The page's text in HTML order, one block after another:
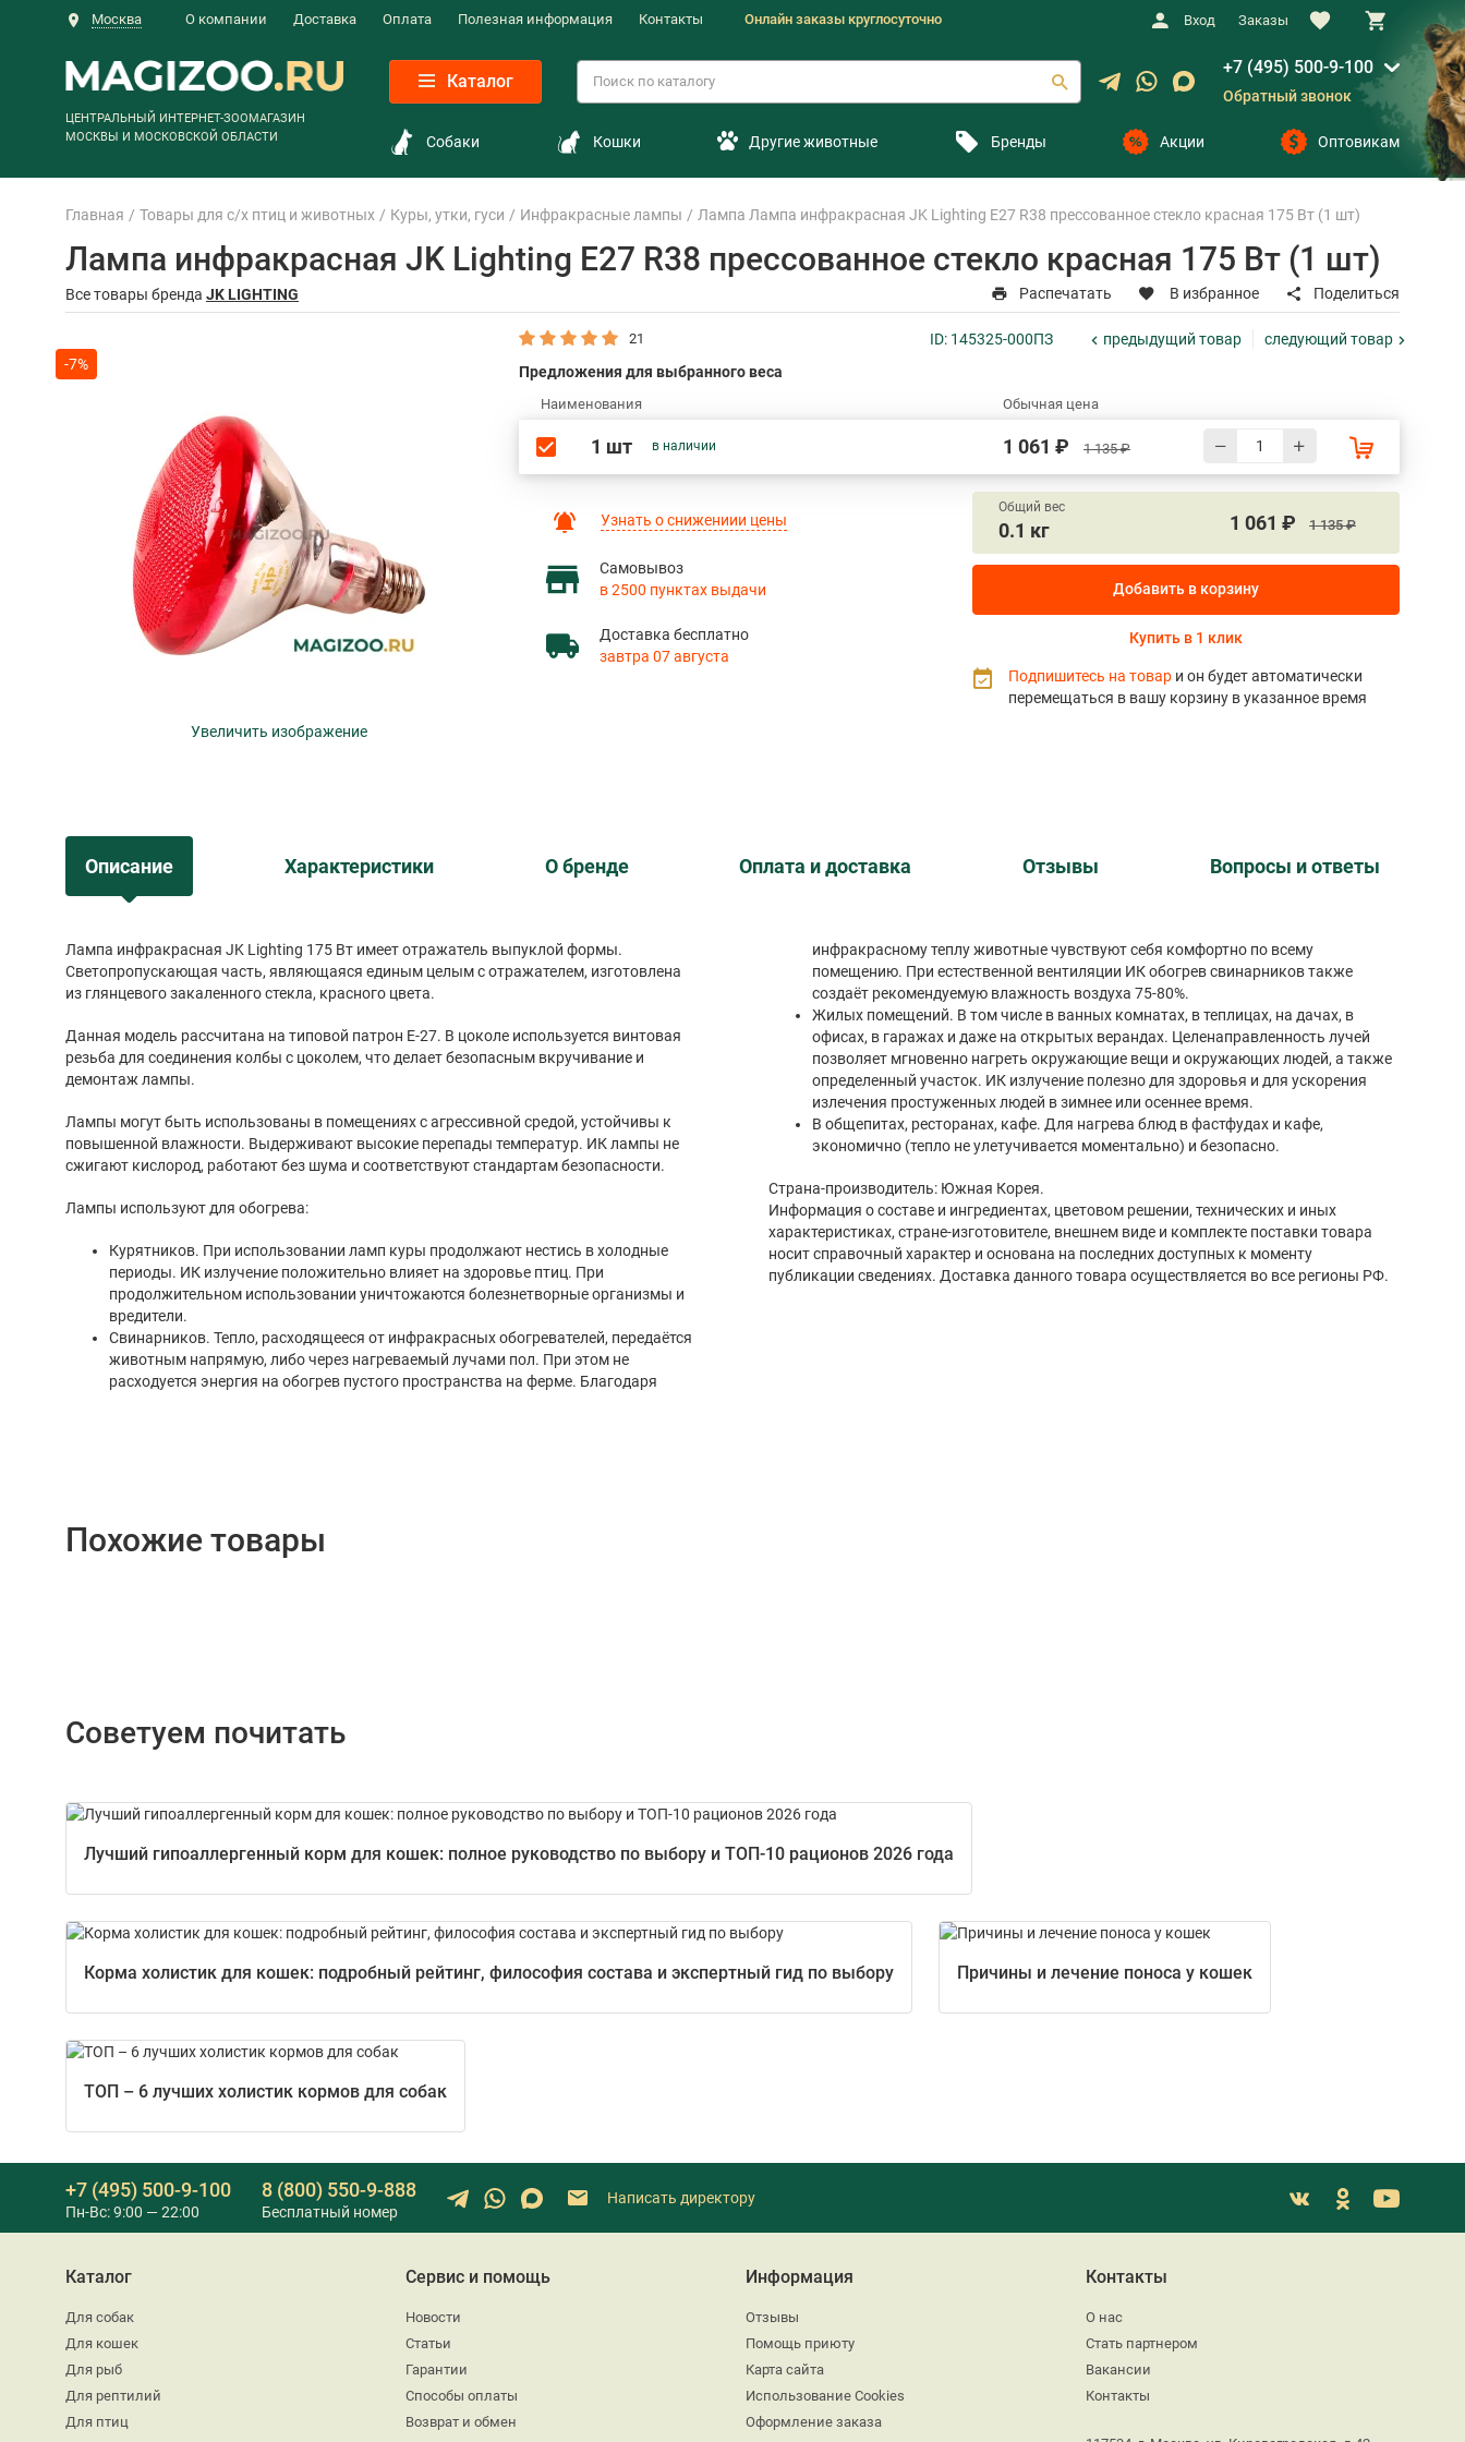
Москва О компании Доставка Оплата Полезная информация Контакты Онлайн заказы круглосуточно Вход Заказы
ЦЕНТРАЛЬНЫЙ ИНТЕРНЕТ-ЗООМАГАЗИН
МОСКВЫ И МОСКОВСКОЙ ОБЛАСТИ
Каталог
+7 (495) 500-9-100
Обратный звонок
Собаки Кошки Другие животные Бренды Акции Оптовикам
Главная Товары для с/х птиц и животных Куры, утки, гуси Инфракрасные лампы Лампа Лампа инфракрасная JK Lighting E27 R38 прессованное стекло красная 175 Вт (1 шт)
Лампа инфракрасная JK Lighting E27 R38 прессованное стекло красная 175 Вт (1 шт)
Все товары бренда JK LIGHTING Распечатать В избранное Поделиться
-7%
Увеличить изображение
21 ID: 145325-000ПЗ предыдущий товар следующий товар
Предложения для выбранного веса
Наименования Обычная цена
1 шт в наличии 1 061 ₽ 1 135 ₽
Узнать о снижениии цены
Самовывоз
в 2500 пунктах выдачи
Доставка бесплатно
завтра 07 августа
Общий вес
0.1 кг 1 061 ₽ 1 135 ₽
Добавить в корзину
Купить в 1 клик
Подпишитесь на товар и он будет автоматически
перемещаться в вашу корзину в указанное время
Описание Характеристики О бренде Оплата и доставка Отзывы Вопросы и ответы
Лампа инфракрасная JK Lighting 175 Bт имеет отражатель выпуклой формы.
Светопропускающая часть, являющаяся единым целым с отражателем, изготовлена
из глянцевого закаленного стекла, красного цвета.
Данная модель рассчитана на типовой патрон Е-27. В цоколе используется винтовая
резьба для соединения колбы с цоколем, что делает безопасным вкручивание и
демонтаж лампы.
Лампы могут быть использованы в помещениях с агрессивной средой, устойчивы к
повышенной влажности. Выдерживают высокие перепады температур. ИК лампы не
сжигают кислород, работают без шума и соответствуют стандартам безопасности.
Лампы используют для обогрева:
Курятников. При использовании ламп куры продолжают нестись в холодные
периоды. ИК излучение положительно влияет на здоровье птиц. При
продолжительном использовании уничтожаются болезнетворные организмы и
вредители.
Свинарников. Тепло, расходящееся от инфракрасных обогревателей, передаётся
животным напрямую, либо через нагреваемый лучами пол. При этом не
расходуется энергия на обогрев пустого пространства на ферме. Благодаря
инфракрасному теплу животные чувствуют себя комфортно по всему
помещению. При естественной вентиляции ИК обогрев свинарников также
создаёт рекомендуемую влажность воздуха 75-80%.
Жилых помещений. В том числе в ванных комнатах, в теплицах, на дачах, в
офисах, в гаражах и даже на открытых верандах. Целенаправленность лучей
позволяет мгновенно нагреть окружающие вещи и окружающих людей, а также
определенный участок. ИК излучение полезно для здоровья и для ускорения
излечения простуженных людей в зимнее или осеннее время.
В общепитах, ресторанах, кафе. Для нагрева блюд в фастфудах и кафе,
экономично (тепло не улетучивается моментально) и безопасно.
Страна-производитель: Южная Корея.
Информация о составе и ингредиентах, цветовом решении, технических и иных
характеристиках, стране-изготовителе, внешнем виде и комплекте поставки товара
носит справочный характер и основана на последних доступных к моменту
публикации сведениях. Доставка данного товара осуществляется во все регионы РФ.
Похожие товары
Советуем почитать
Лучший гипоаллергенный корм для кошек: полное руководство по выбору и ТОП-10 рационов 2026 года
Корма холистик для кошек: подробный рейтинг, философия состава и экспертный гид по выбору Причины и лечение поноса у кошек
ТОП – 6 лучших холистик кормов для собак
+7 (495) 500-9-100
Пн-Вс: 9:00 — 22:00
8 (800) 550-9-888
Бесплатный номер
Написать директору
Каталог
Для собак
Для кошек
Для рыб
Для рептилий
Для птиц
Сервис и помощь
Новости
Статьи
Гарантии
Способы оплаты
Возврат и обмен
Информация
Отзывы
Помощь приюту
Карта сайта
Использование Cookies
Оформление заказа
Контакты
О нас
Стать партнером
Вакансии
Контакты